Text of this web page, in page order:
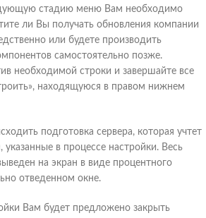
стадию меню Вам необходимо
ли Вы получать обновления компании
или будете производить
самостоятельно позже.
необходимой строки и завершайте все
находящуюся в правом нижнем
подготовка сервера, которая учтет
в процессе настройки. Весь
на экран в виде процентного
отведенном окне.
Вам будет предложено закрыть